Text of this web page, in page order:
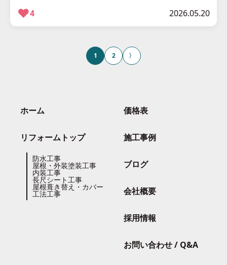
❤︎4 2026.05.20
投
稿
1 2 〉
ホーム
リフォームトップ
防水工事
屋根・外装塗装工事
内装工事
長尺シート工事
屋根葺き替え・カバー
工法工事
価格表
施工事例
ブログ
会社概要
採用情報
お問い合わせ / Q&A